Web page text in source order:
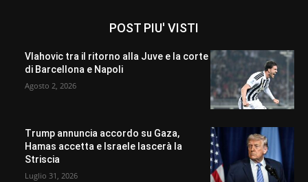
POST PIU' VISTI
Vlahovic tra il ritorno alla Juve e la corte
di Barcellona e Napoli
Agosto 2, 2026
Trump annuncia accordo su Gaza,
Hamas accetta e Israele lascerà la
Striscia
Luglio 31, 2026